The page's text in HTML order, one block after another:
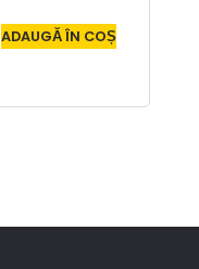
ADAUGĂ ÎN COȘ